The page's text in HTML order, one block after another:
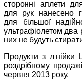
сторонні аплети
для рук нанесено
для більшої
ультрафіолетом два
них не будуть
Продукти з лінійки
роздрібному
червня 2013 року.